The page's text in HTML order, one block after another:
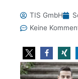
TIS GmbH
Keine